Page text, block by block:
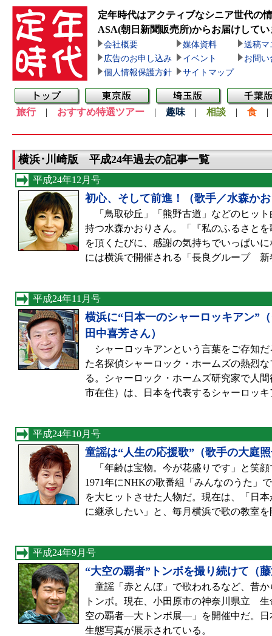
定年時代はアクティブなシニア世代の
ASA(朝日新聞販売所)からお届けしてい
会社概要 媒体資料
送稿マ
広告のお申し込み
イベント
お問い
個人情報保護方針
サイトマップ
旅行| おすすめ特選ツアー | 趣味 | 相談 | 食
横浜･川崎版 平成24年過去の記事一覧
平成24年12月号
初心、そして前進！（歌手／水森か
「鳥取砂丘」「熊野古道」などのヒット
持つ水森かおりさん。「『私のふるさと
を頂くたびに、感謝の気持ちでいっぱい
には横浜で開催される「長良グループ 新
平成24年11月号
横浜に“日本一のシャーロッキアン”
田中喜芳さん）
シャーロッキアンという言葉をご存知
た名探偵シャーロック・ホームズの熱烈
る。シャーロック・ホームズ研究家で人
市在住）は、日本を代表するシャーロッキ
平成24年10月号
童謡は“人生の応援歌”（歌手の大庭
「年齢は宝物。今が花盛りです」と笑
1971年にNHKの歌番組「みんなのうた」
を大ヒットさせた人物だ。現在は、「日
に継承したい」と、毎月横浜で歌の教室
平成24年9月号
“大空の覇者”トンボを撮り続けて（
童謡「赤とんぼ」で歌われるなど、昔
トンボ。現在、小田原市の神奈川県立
空の覇者—大トンボ展—」を開催中だ。日
生態写真が展示されている。